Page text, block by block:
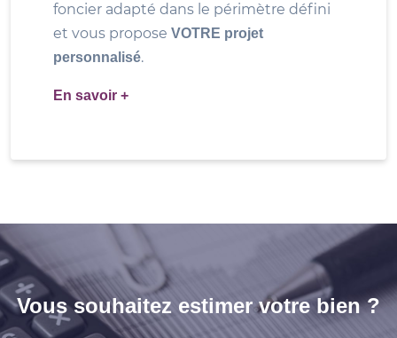
foncier adapté dans le périmètre défini
et vous propose VOTRE projet
personnalisé.
En savoir +
Vous souhaitez estimer votre bien ?